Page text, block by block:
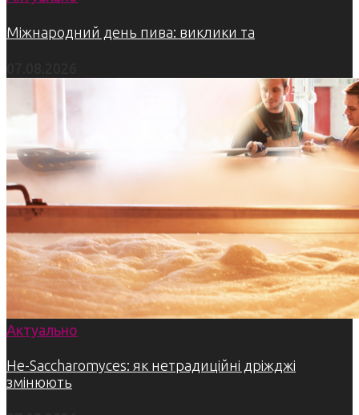
Міжнародний день пива: виклики та
Актуально
Не-Saccharomyces: як нетрадиційні дріжджі
змінюють